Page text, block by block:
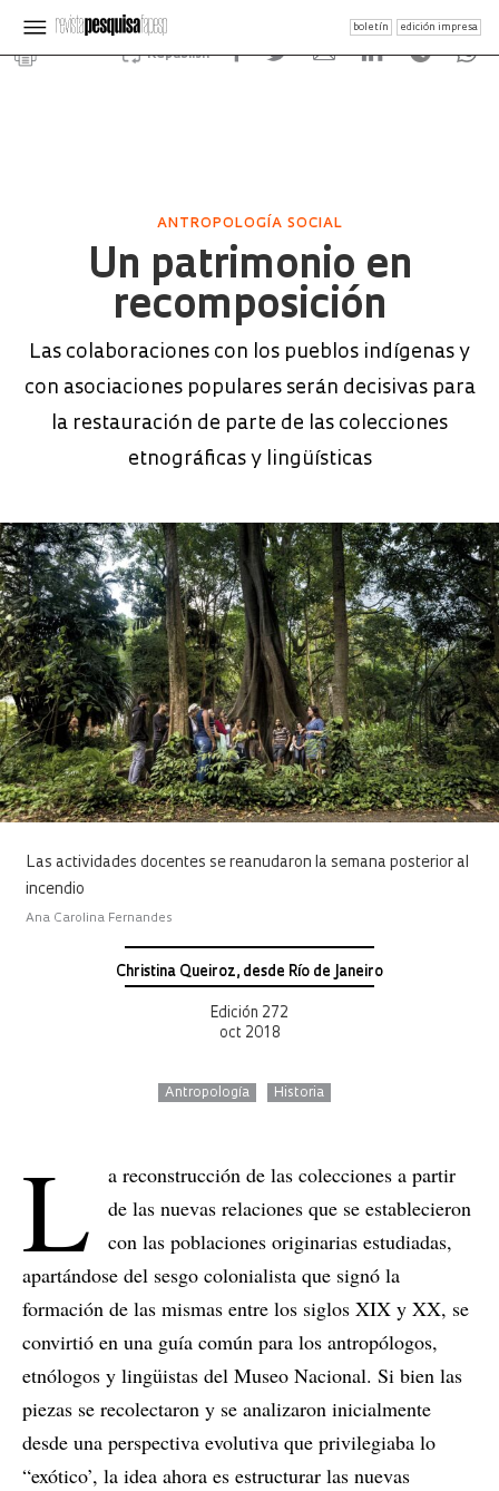
boletín edición impresa
Republish
ANTROPOLOGÍA SOCIAL
Un patrimonio en
recomposición
Las colaboraciones con los pueblos indígenas y
con asociaciones populares serán decisivas para
la restauración de parte de las colecciones
etnográficas y lingüísticas
Las actividades docentes se reanudaron la semana posterior al
incendio
Ana Carolina Fernandes
Christina Queiroz, desde Río de Janeiro
Edición 272
oct 2018
Antropología Historia
L
a reconstrucción de las colecciones a partir
de las nuevas relaciones que se establecieron
con las poblaciones originarias estudiadas,
apartándose del sesgo colonialista que signó la
formación de las mismas entre los siglos XIX y XX, se
convirtió en una guía común para los antropólogos,
etnólogos y lingüistas del Museo Nacional. Si bien las
piezas se recolectaron y se analizaron inicialmente
desde una perspectiva evolutiva que privilegiaba lo
“exótico’, la idea ahora es estructurar las nuevas